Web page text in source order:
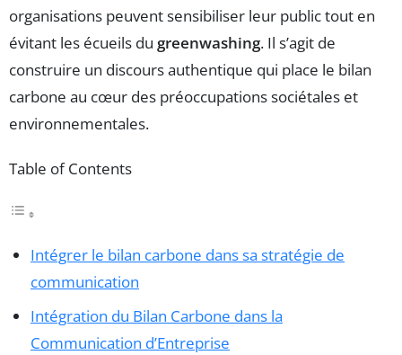
organisations peuvent sensibiliser leur public tout en
évitant les écueils du greenwashing. Il s’agit de
construire un discours authentique qui place le bilan
carbone au cœur des préoccupations sociétales et
environnementales.
Table of Contents
Intégrer le bilan carbone dans sa stratégie de
communication
Intégration du Bilan Carbone dans la
Communication d’Entreprise